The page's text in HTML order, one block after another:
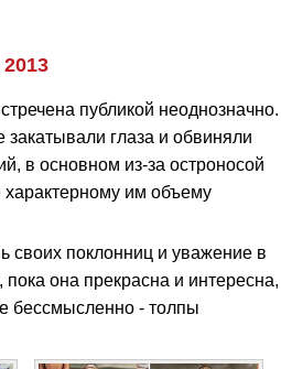
публикой неоднозначно.
глаза и обвиняли
в основном из-за остроносой
им объему
своих поклонниц и уважение в
она прекрасна и интересна,
бессмысленно - толпы